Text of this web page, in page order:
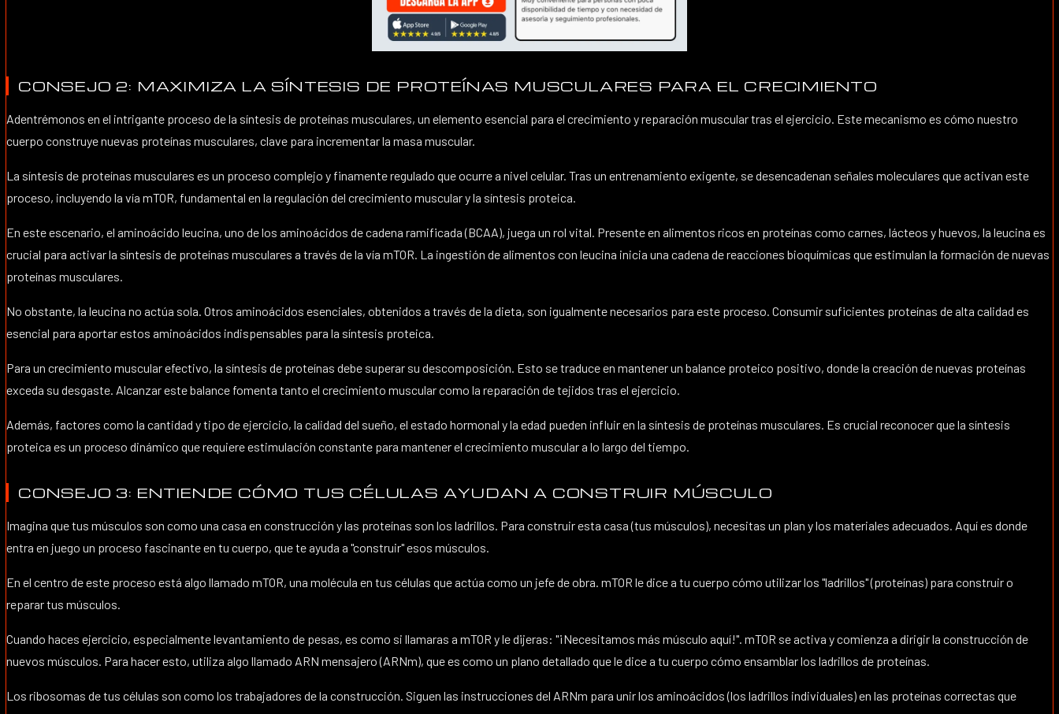
CONSEJO 2: MAXIMIZA LA SÍNTESIS DE PROTEÍNAS MUSCULARES PARA EL CRECIMIENTO
Adentrémonos en el intrigante proceso de la síntesis de proteínas musculares, un elemento esencial para el crecimiento y reparación muscular tras el ejercicio. Este mecanismo es cómo nuestro
cuerpo construye nuevas proteínas musculares, clave para incrementar la masa muscular.
La síntesis de proteínas musculares es un proceso complejo y finamente regulado que ocurre a nivel celular. Tras un entrenamiento exigente, se desencadenan señales moleculares que activan este
proceso, incluyendo la vía mTOR, fundamental en la regulación del crecimiento muscular y la síntesis proteica.
En este escenario, el aminoácido leucina, uno de los aminoácidos de cadena ramificada (BCAA), juega un rol vital. Presente en alimentos ricos en proteínas como carnes, lácteos y huevos, la leucina es
crucial para activar la síntesis de proteínas musculares a través de la vía mTOR. La ingestión de alimentos con leucina inicia una cadena de reacciones bioquímicas que estimulan la formación de nuevas
proteínas musculares.
No obstante, la leucina no actúa sola. Otros aminoácidos esenciales, obtenidos a través de la dieta, son igualmente necesarios para este proceso. Consumir suficientes proteínas de alta calidad es
esencial para aportar estos aminoácidos indispensables para la síntesis proteica.
Para un crecimiento muscular efectivo, la síntesis de proteínas debe superar su descomposición. Esto se traduce en mantener un balance proteico positivo, donde la creación de nuevas proteínas
exceda su desgaste. Alcanzar este balance fomenta tanto el crecimiento muscular como la reparación de tejidos tras el ejercicio.
Además, factores como la cantidad y tipo de ejercicio, la calidad del sueño, el estado hormonal y la edad pueden influir en la síntesis de proteínas musculares. Es crucial reconocer que la síntesis
proteica es un proceso dinámico que requiere estimulación constante para mantener el crecimiento muscular a lo largo del tiempo.
CONSEJO 3: ENTIENDE CÓMO TUS CÉLULAS AYUDAN A CONSTRUIR MÚSCULO
Imagina que tus músculos son como una casa en construcción y las proteínas son los ladrillos. Para construir esta casa (tus músculos), necesitas un plan y los materiales adecuados. Aquí es donde
entra en juego un proceso fascinante en tu cuerpo, que te ayuda a "construir" esos músculos.
En el centro de este proceso está algo llamado mTOR, una molécula en tus células que actúa como un jefe de obra. mTOR le dice a tu cuerpo cómo utilizar los "ladrillos" (proteínas) para construir o
reparar tus músculos.
Cuando haces ejercicio, especialmente levantamiento de pesas, es como si llamaras a mTOR y le dijeras: "¡Necesitamos más músculo aquí!". mTOR se activa y comienza a dirigir la construcción de
nuevos músculos. Para hacer esto, utiliza algo llamado ARN mensajero (ARNm), que es como un plano detallado que le dice a tu cuerpo cómo ensamblar los ladrillos de proteínas.
Los ribosomas de tus células son como los trabajadores de la construcción. Siguen las instrucciones del ARNm para unir los aminoácidos (los ladrillos individuales) en las proteínas correctas que